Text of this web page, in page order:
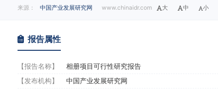
来源： 中国产业发展研究网 www.chinaidr.com 大 中 小
报告属性
【报告名称】
相册项目可行性研究报告
【发布机构】
中国产业发展研究网